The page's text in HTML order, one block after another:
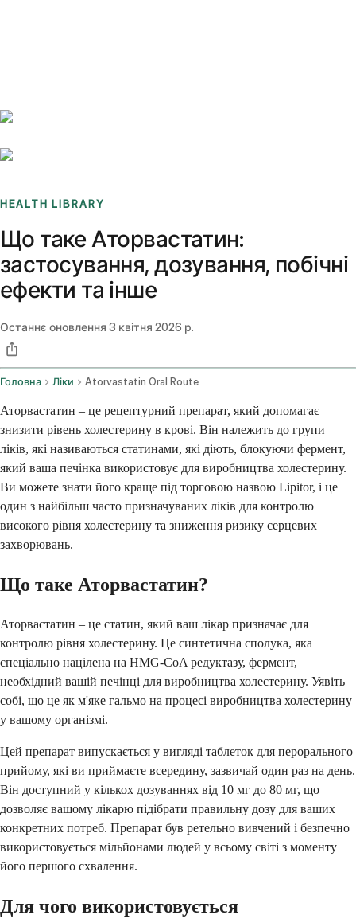
HEALTH LIBRARY
Що таке Аторвастатин:
застосування, дозування, побічні
ефекти та інше
Останнє оновлення 3 квітня 2026 р.
Головна Ліки Atorvastatin Oral Route
Аторвастатин – це рецептурний препарат, який допомагає
знизити рівень холестерину в крові. Він належить до групи
ліків, які називаються статинами, які діють, блокуючи фермент,
який ваша печінка використовує для виробництва холестерину.
Ви можете знати його краще під торговою назвою Lipitor, і це
один з найбільш часто призначуваних ліків для контролю
високого рівня холестерину та зниження ризику серцевих
захворювань.
Що таке Аторвастатин?
Аторвастатин – це статин, який ваш лікар призначає для
контролю рівня холестерину. Це синтетична сполука, яка
спеціально націлена на HMG-CoA редуктазу, фермент,
необхідний вашій печінці для виробництва холестерину. Уявіть
собі, що це як м'яке гальмо на процесі виробництва холестерину
у вашому організмі.
Цей препарат випускається у вигляді таблеток для перорального
прийому, які ви приймаєте всередину, зазвичай один раз на день.
Він доступний у кількох дозуваннях від 10 мг до 80 мг, що
дозволяє вашому лікарю підібрати правильну дозу для ваших
конкретних потреб. Препарат був ретельно вивчений і безпечно
використовується мільйонами людей у всьому світі з моменту
його першого схвалення.
Для чого використовується